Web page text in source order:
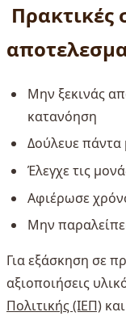
Πρακτικές
Μην ξεκινάς
κατανόηση
Δούλευε
Έλεγχε τις
Αφιέρωσε
Μην
Για εξάσκηση σε
αξιοποιήσεις
Πολιτικής (ΙΕΠ)